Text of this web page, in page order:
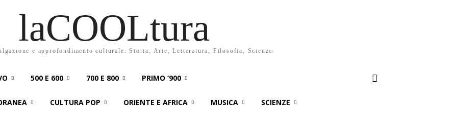
laCOOLtura
e approfondimento culturale. Storia, Arte, Letteratura, Filosofia, Scienze.
500 E 600 700 E 800 PRIMO ‘900
CULTURA POP ORIENTE E AFRICA MUSICA SCIENZE